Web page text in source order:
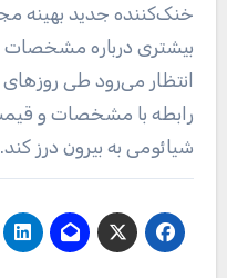
خنک‌کننده‌ جدید بهینه
بیشتری درباره مشخصات
انتظار می‌رود طی روزهای
رابطه با مشخصات و
شیائومی به بیرون درز کند.